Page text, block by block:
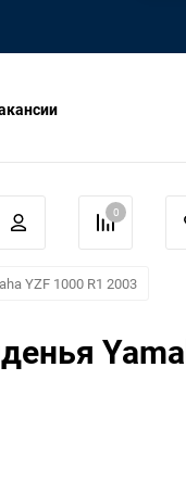
0
YZF 1000 R1 2003